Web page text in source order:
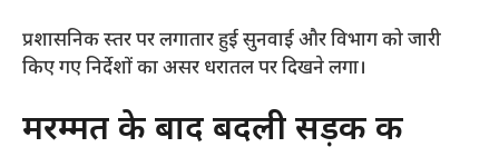
​प्रशासनिक स्तर पर लगातार हुई सुनवाई और विभाग को जारी
किए गए निर्देशों का असर धरातल पर दिखने लगा।
​मरम्मत के बाद बदली सड़क की